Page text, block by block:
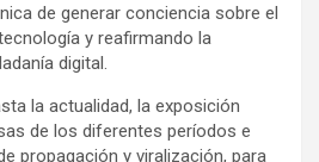
de generar conciencia sobre el
y reafirmando la
digital.
la actualidad, la exposición
de los diferentes períodos e
propagación y viralización, para